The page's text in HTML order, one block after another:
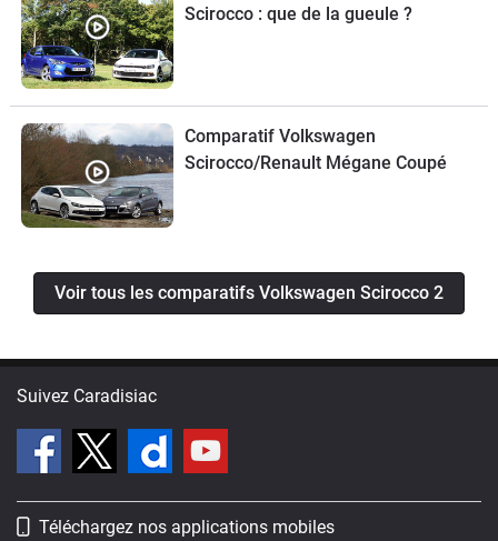
Scirocco : que de la gueule ?
Comparatif Volkswagen
Scirocco/Renault Mégane Coupé
Voir tous les comparatifs Volkswagen Scirocco 2
Suivez Caradisiac
Téléchargez nos applications mobiles